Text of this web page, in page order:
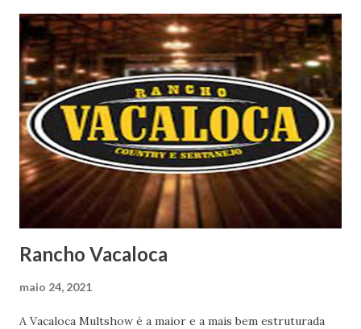
Rancho Vacaloca
maio 24, 2021
A Vacaloca Multshow é a maior e a mais bem estruturada